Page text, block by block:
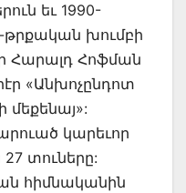
եւ 1990-
խումբի
Հարալդ Հոֆման
«Անխոչընդոտ
կարեւոր
տուները:
հիմնականին